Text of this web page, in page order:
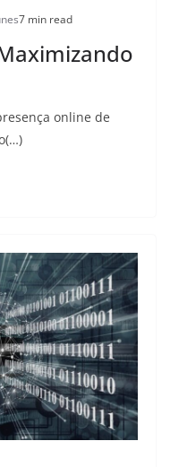
7 min read
online de